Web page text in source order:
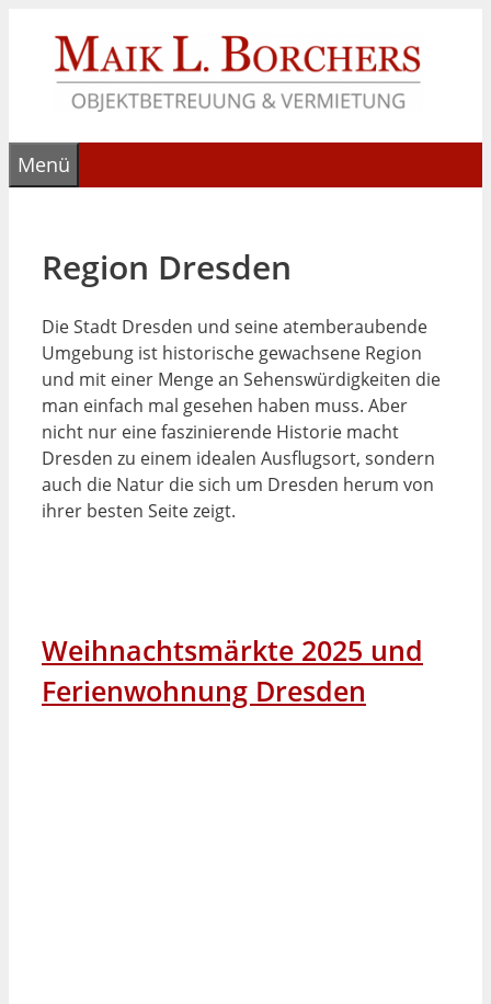
springen
Menü
Region Dresden
Die Stadt Dresden und seine atemberaubende
Umgebung ist historische gewachsene Region
und mit einer Menge an Sehenswürdigkeiten die
man einfach mal gesehen haben muss. Aber
nicht nur eine faszinierende Historie macht
Dresden zu einem idealen Ausflugsort, sondern
auch die Natur die sich um Dresden herum von
ihrer besten Seite zeigt.
Weihnachtsmärkte 2025 und
Ferienwohnung Dresden